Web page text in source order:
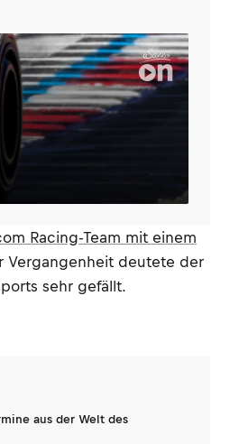
Racing-Team mit einem
Vergangenheit deutete der
sehr gefällt.
aus der Welt des